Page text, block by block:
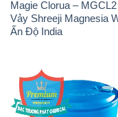
Magie Clorua –
Vảy Shreeji Magnesia
Ấn Độ India